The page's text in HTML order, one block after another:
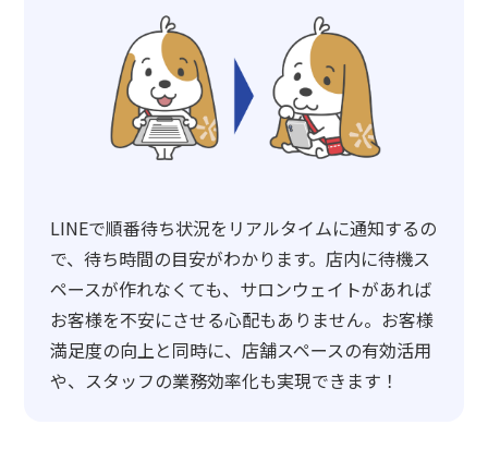
LINEで順番待ち状況をリアルタイムに通知するの
で、待ち時間の目安がわかります。店内に待機ス
ペースが作れなくても、サロンウェイトがあれば
お客様を不安にさせる心配もありません。お客様
満足度の向上と同時に、店舗スペースの有効活用
や、スタッフの業務効率化も実現できます！